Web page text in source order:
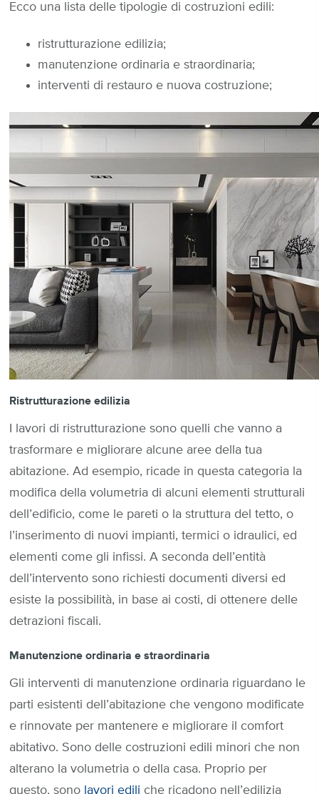
Ecco una lista delle tipologie di costruzioni edili:
ristrutturazione edilizia;
manutenzione ordinaria e straordinaria;
interventi di restauro e nuova costruzione;
Ristrutturazione edilizia
I lavori di ristrutturazione sono quelli che vanno a
trasformare e migliorare alcune aree della tua
abitazione. Ad esempio, ricade in questa categoria la
modifica della volumetria di alcuni elementi strutturali
dell’edificio, come le pareti o la struttura del tetto, o
l’inserimento di nuovi impianti, termici o idraulici, ed
elementi come gli infissi. A seconda dell’entità
dell’intervento sono richiesti documenti diversi ed
esiste la possibilità, in base ai costi, di ottenere delle
detrazioni fiscali.
Manutenzione ordinaria e straordinaria
Gli interventi di manutenzione ordinaria riguardano le
parti esistenti dell’abitazione che vengono modificate
e rinnovate per mantenere e migliorare il comfort
abitativo. Sono delle costruzioni edili minori che non
alterano la volumetria o della casa. Proprio per
questo, sono lavori edili che ricadono nell’edilizia